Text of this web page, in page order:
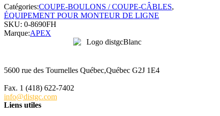
Catégories:COUPE-BOULONS / COUPE-CÂBLES,
ÉQUIPEMENT POUR MONTEUR DE LIGNE
SKU: 0-8690FH
Marque:APEX
5600 rue des Tournelles Québec,Québec G2J 1E4
Fax. 1 (418) 622-7402
info@distgc.com
Liens utiles